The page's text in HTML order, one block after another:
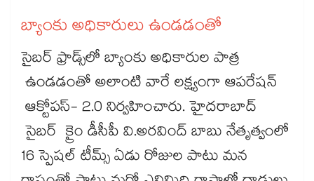
బ్యాంకు అధికారులు ఉండడంతో
సైబర్​ ఫ్రాడ్స్​లో బ్యాంకు అధికారుల పాత్ర
ఉండడంతో అలాంటి వారే లక్ష్యంగా ఆపరేషన్
ఆక్టోపస్- 2.0 నిర్వహించారు. హైదరాబాద్
సైబర్ క్రైం డీసీపీ వి.అరవింద్ బాబు నేతృత్వంలో
16 స్పెషల్​ టీమ్స్​ ఏడు రోజుల పాటు మన